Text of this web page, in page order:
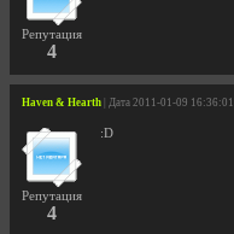
Репутация
4
Haven & Hearth | Дата 2011-01-09 16:36:01
Репутация
4
:D